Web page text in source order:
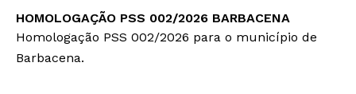
HOMOLOGAÇÃO PSS 002/2026 BARBACENA
Homologação PSS 002/2026 para o município de
Barbacena.